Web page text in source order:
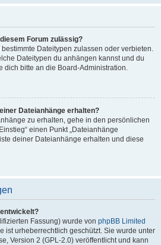
Forum zulässig?
Dateitypen zulassen oder verbieten.
Dateitypen du anhängen kannst und du
dich bitte an die Board-Administration.
Dateianhänge erhalten?
zu erhalten, gehe in den persönlichen
einen Punkt „Dateianhänge
deiner Dateianhänge erhalten und diese
Fassung) wurde von phpBB Limited
ist urheberrechtlich geschützt. Sie wurde unter
Version 2 (GPL-2.0) veröffentlicht und kann